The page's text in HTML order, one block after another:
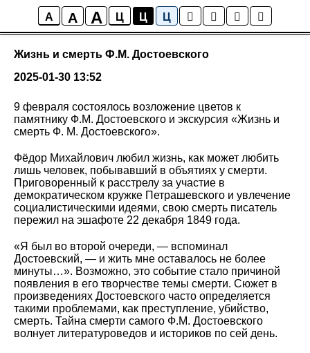
A A A Ц Ц Ц
События
Жизнь и смерть Ф.М. Достоевского
2025-01-30 13:52
9 февраля состоялось возложение цветов к
памятнику Ф.М. Достоевского и экскурсия «Жизнь и
смерть Ф. М. Достоевского».
Фёдор Михайлович любил жизнь, как может любить
лишь человек, побывавший в объятиях у смерти.
Приговоренный к расстрелу за участие в
демократическом кружке Петрашевского и увлечение
социалистическими идеями, свою смерть писатель
пережил на эшафоте 22 декабря 1849 года.
«Я был во второй очереди, — вспоминал
Достоевский, — и жить мне оставалось не более
минуты…». Возможно, это событие стало причиной
появления в его творчестве темы смерти. Сюжет в
произведениях Достоевского часто определяется
такими проблемами, как преступление, убийство,
смерть. Тайна смерти самого Ф.М. Достоевского
волнует литературоведов и историков по сей день.